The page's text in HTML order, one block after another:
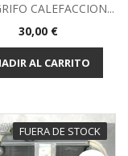
CALEFACCION...
Precio
30,00 €
AL CARRITO
FUERA DE STOCK